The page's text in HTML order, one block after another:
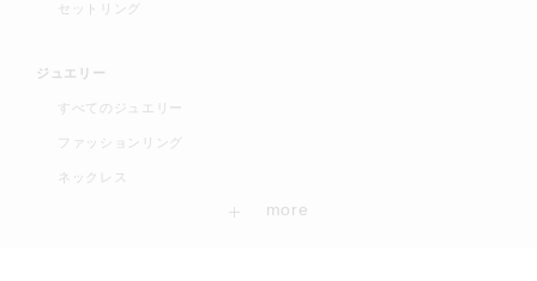
セットリング
ジュエリー
すべてのジュエリー
ファッションリング
ネックレス